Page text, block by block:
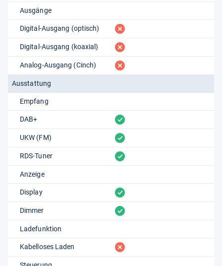
Ausgänge
Digital-Ausgang (optisch) fehlt
Digital-Ausgang (koaxial) fehlt
Analog-Ausgang (Cinch) fehlt
Ausstattung
Empfang
DAB+ vorhanden
UKW (FM) vorhanden
RDS-Tuner vorhanden
Anzeige
Display vorhanden
Dimmer vorhanden
Ladefunktion
Kabelloses Laden fehlt